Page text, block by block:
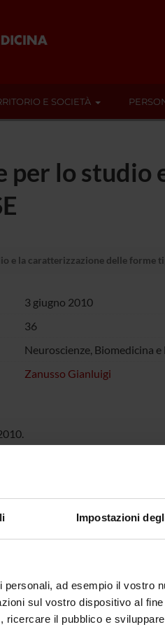
Impostazioni
personali, ad esempio il vostro
sul vostro dispositivo al
ricercare il pubblico e
E SOCIETÀ
lo studio
e la caratterizzazione delle forme
3 giugno 2010
36
Neuroscienze, Biomedicina
Zanusso Gianluigi
: Dott. Gianluigi Zanusso
Sperimentale del